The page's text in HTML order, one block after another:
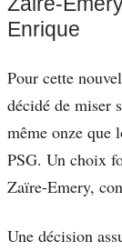
Enrique
Pour cette
décidé de miser
même onze que
PSG. Un choix
Zaïre-Emery,
Une décision